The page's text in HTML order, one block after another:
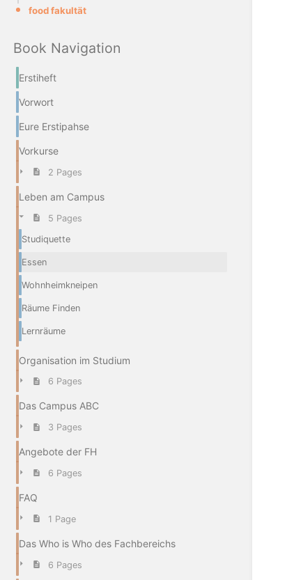
food fakultät
Book Navigation
Erstiheft
Vorwort
Eure Erstipahse
Vorkurse
2 Pages
Leben am Campus
5 Pages
Studiquette
Essen
Wohnheimkneipen
Räume Finden
Lernräume
Organisation im Studium
6 Pages
Das Campus ABC
3 Pages
Angebote der FH
6 Pages
FAQ
1 Page
Das Who is Who des Fachbereichs
6 Pages